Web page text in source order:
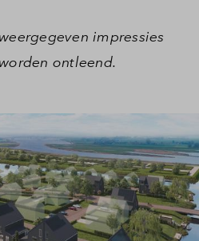
impressies
ontleend.